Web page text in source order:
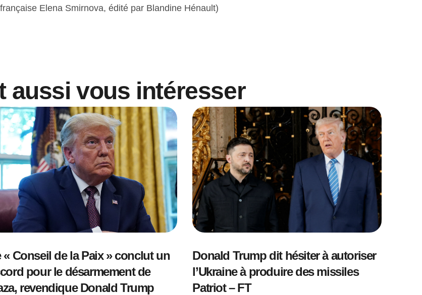
Elena Smirnova, édité par Blandine Hénault)
aussi vous intéresser
« Conseil de la Paix » conclut un
pour le désarmement de
revendique Donald Trump
Donald Trump dit hésiter à autoriser
l’Ukraine à produire des missiles
Patriot – FT